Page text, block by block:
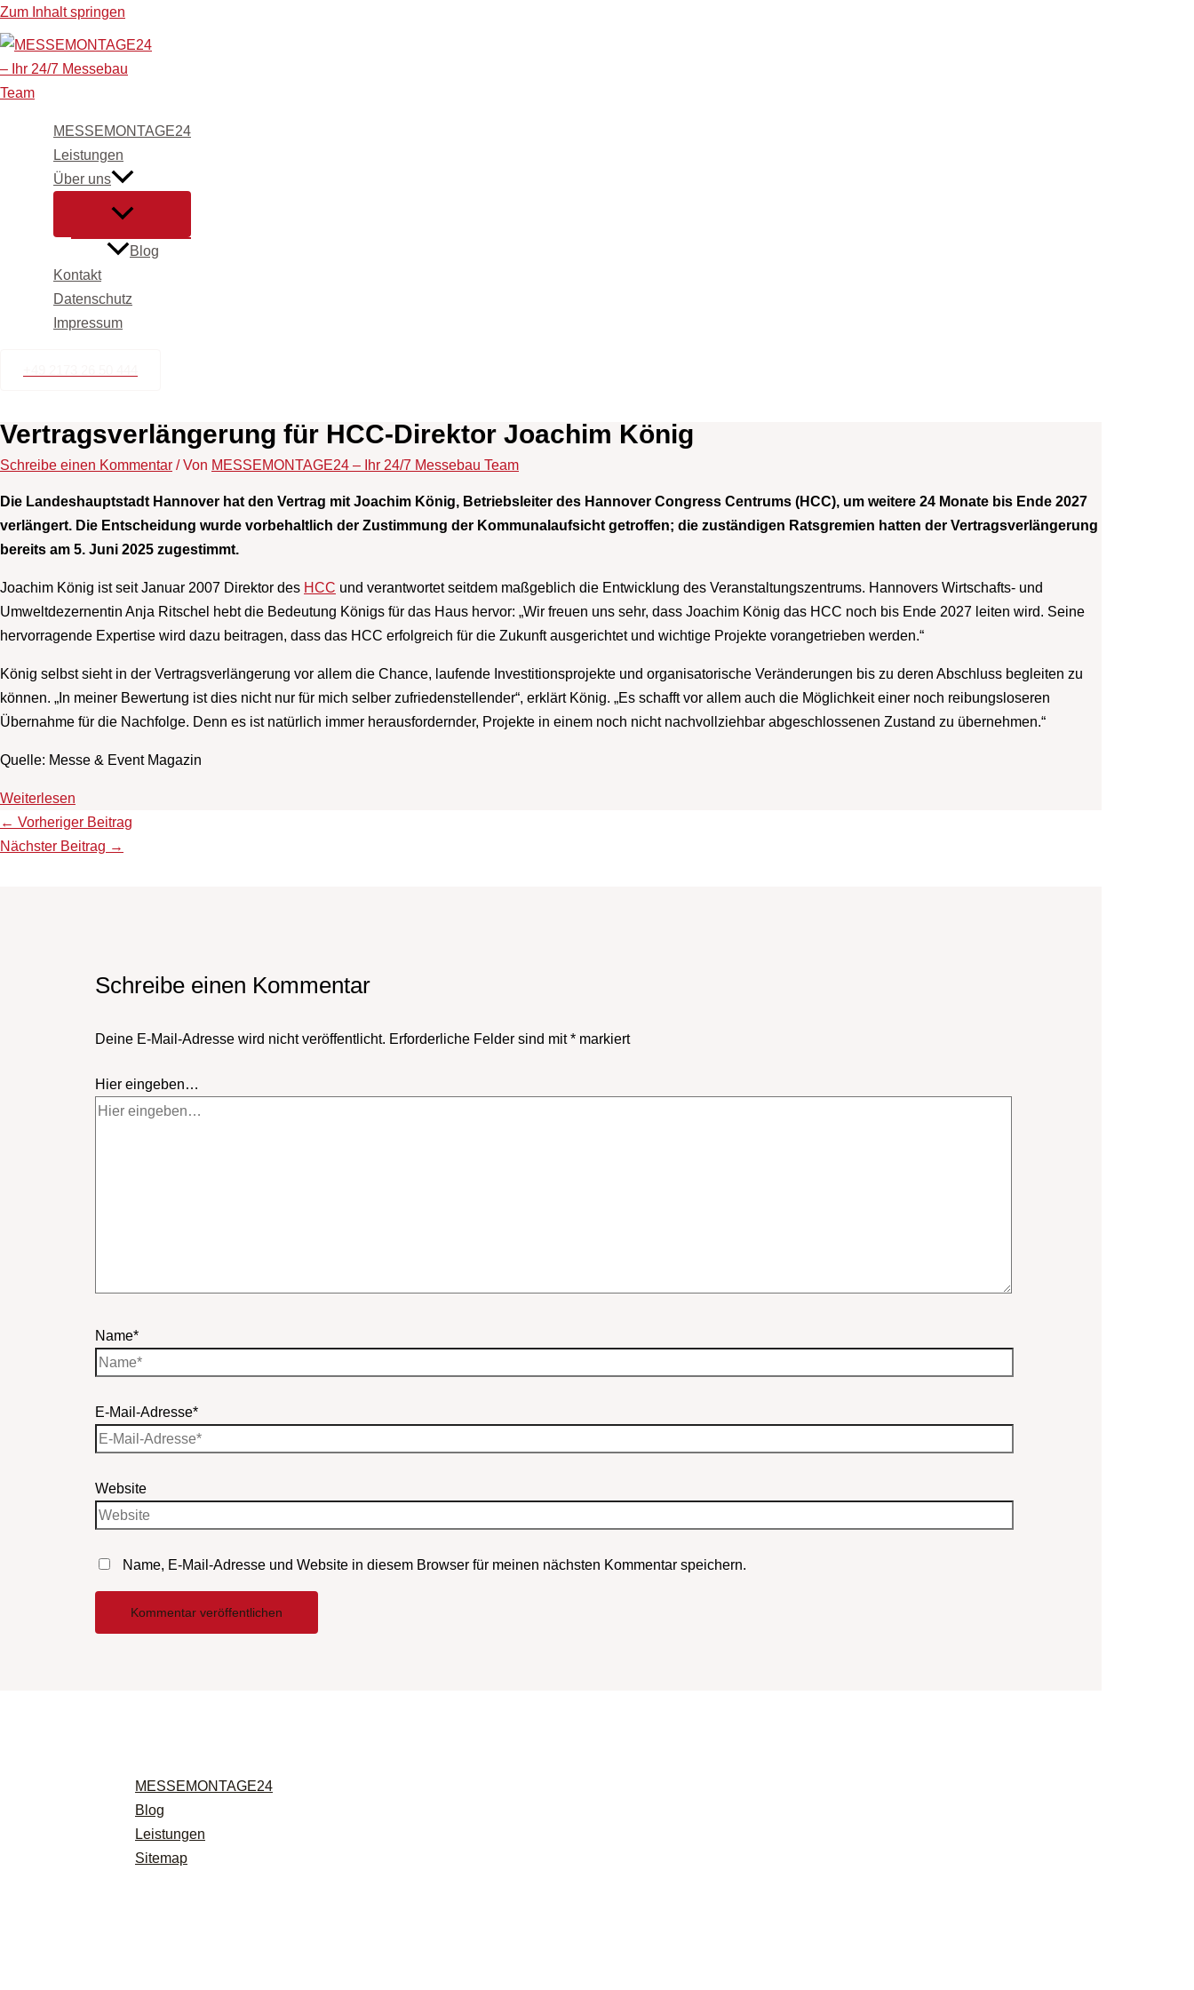
Zum Inhalt springen
MESSEMONTAGE24
Leistungen
Über uns
Blog
Kontakt
Datenschutz
Impressum
Vertragsverlängerung für HCC-Direktor Joachim König
Schreibe einen Kommentar / Von MESSEMONTAGE24 – Ihr 24/7 Messebau Team
Die Landeshauptstadt Hannover hat den Vertrag mit Joachim König, Betriebsleiter des Hannover Congress Centrums (HCC), um weitere 24 Monate bis Ende 2027
verlängert. Die Entscheidung wurde vorbehaltlich der Zustimmung der Kommunalaufsicht getroffen; die zuständigen Ratsgremien hatten der Vertragsverlängerung
bereits am 5. Juni 2025 zugestimmt.
Joachim König ist seit Januar 2007 Direktor des HCC und verantwortet seitdem maßgeblich die Entwicklung des Veranstaltungszentrums. Hannovers Wirtschafts- und
Umweltdezernentin Anja Ritschel hebt die Bedeutung Königs für das Haus hervor: „Wir freuen uns sehr, dass Joachim König das HCC noch bis Ende 2027 leiten wird. Seine
hervorragende Expertise wird dazu beitragen, dass das HCC erfolgreich für die Zukunft ausgerichtet und wichtige Projekte vorangetrieben werden.“
König selbst sieht in der Vertragsverlängerung vor allem die Chance, laufende Investitionsprojekte und organisatorische Veränderungen bis zu deren Abschluss begleiten zu
können. „In meiner Bewertung ist dies nicht nur für mich selber zufriedenstellender“, erklärt König. „Es schafft vor allem auch die Möglichkeit einer noch reibungsloseren
Übernahme für die Nachfolge. Denn es ist natürlich immer herausfordernder, Projekte in einem noch nicht nachvollziehbar abgeschlossenen Zustand zu übernehmen.“
Quelle: Messe & Event Magazin
Weiterlesen
← Vorheriger Beitrag
Nächster Beitrag →
Schreibe einen Kommentar
Deine E-Mail-Adresse wird nicht veröffentlicht. Erforderliche Felder sind mit*markiert
Hier eingeben…
Name*
E-Mail-Adresse*
Website
Name, E-Mail-Adresse und Website in diesem Browser für meinen nächsten Kommentar speichern.
MESSEMONTAGE24
Blog
Leistungen
Sitemap